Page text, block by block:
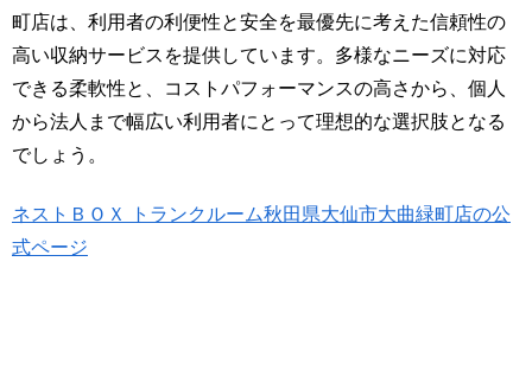
町店は、利用者の利便性と安全を最優先に考えた信頼性の
高い収納サービスを提供しています。多様なニーズに対応
できる柔軟性と、コストパフォーマンスの高さから、個人
から法人まで幅広い利用者にとって理想的な選択肢となる
でしょう。
ネストＢＯＸ トランクルーム秋田県大仙市大曲緑町店の公
式ページ